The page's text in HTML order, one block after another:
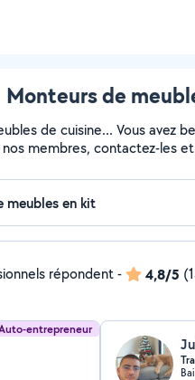
Monteurs de
de cuisine... Vous avez
nos membres, contactez-les
répondent- 4,8/5
entrepreneur